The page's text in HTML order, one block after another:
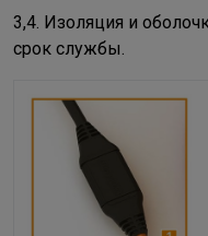
3,4. Изоляция и
срок службы.